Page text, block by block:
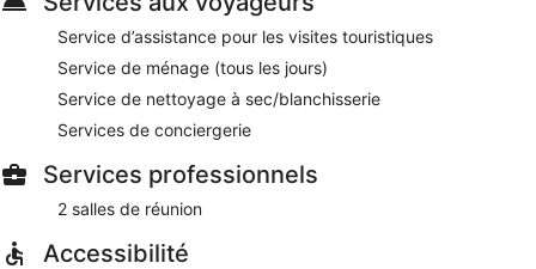
Les clients profiteront d'un petit déjeuner buffet gratuit tous
les jours de 07 h 00 à 11 h 00.
Restaurant sur place- Ce restaurant propose des
spécialités Cuisine locale et internationale et sert le petit
déjeuner, le déjeuner et le dîner. Ouvert tous les jours.
Service d’assistance pour les visites touristiques
Service de ménage (tous les jours)
Service de nettoyage à sec/blanchisserie
Services de conciergerie
Services professionnels
2 salles de réunion
Accessibilité